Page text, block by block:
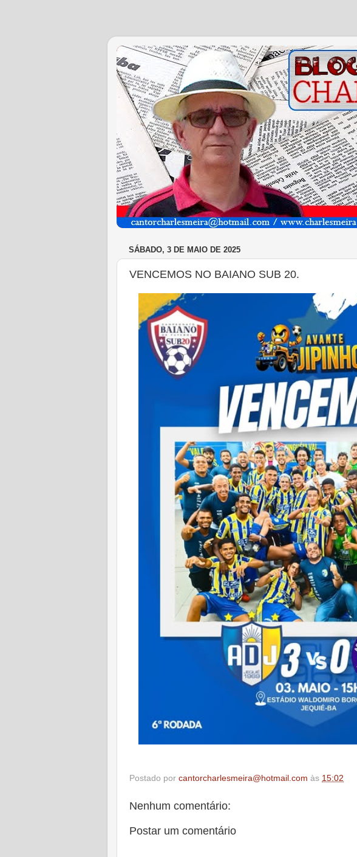
SÁBADO, 3 DE MAIO DE 2025
VENCEMOS NO BAIANO SUB 20.
Postado por cantorcharlesmeira@hotmail.com às 15:02
Nenhum comentário:
Postar um comentário